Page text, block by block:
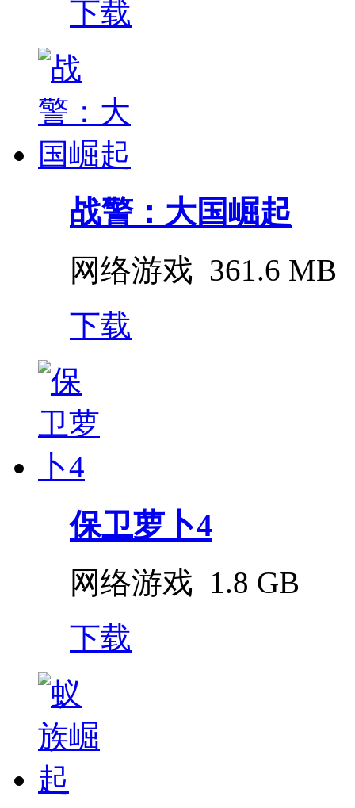
下载
战警：大国崛起
网络游戏 361.6 MB
下载
保卫萝卜4
网络游戏 1.8 GB
下载